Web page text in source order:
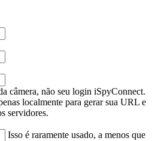
câmera, não seu login iSpyConnect.
localmente para gerar sua URL e
servidores.
Isso é raramente usado, a menos que